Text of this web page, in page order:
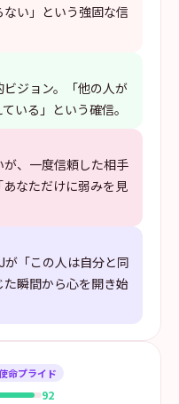
い」という強固な信
ジョン。「他の人が
いる」という確信。
、一度信頼した相手
なただけに弱みを見
「この人は自分と同
瞬間から心を開き始
命プライド
92